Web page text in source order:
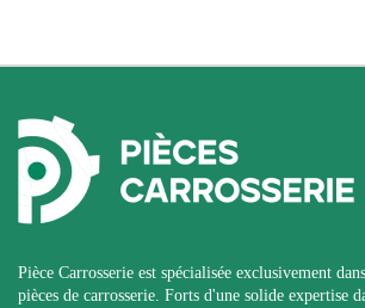
Pièce Carrosserie est spécialisée exclusivement
pièces de carrosserie. Forts d'une solide expertise